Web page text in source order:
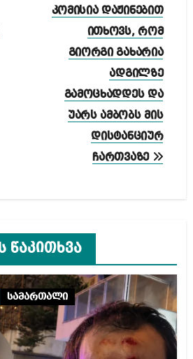
კომისია დაჟინებით
ითხოვს, რომ
გიორგი გახარია
ადგილზე
გამოცხადდეს და
უარს ამბობს მის
დისტანციურ
ჩართვაზე
წაკითხვა
სამართალი